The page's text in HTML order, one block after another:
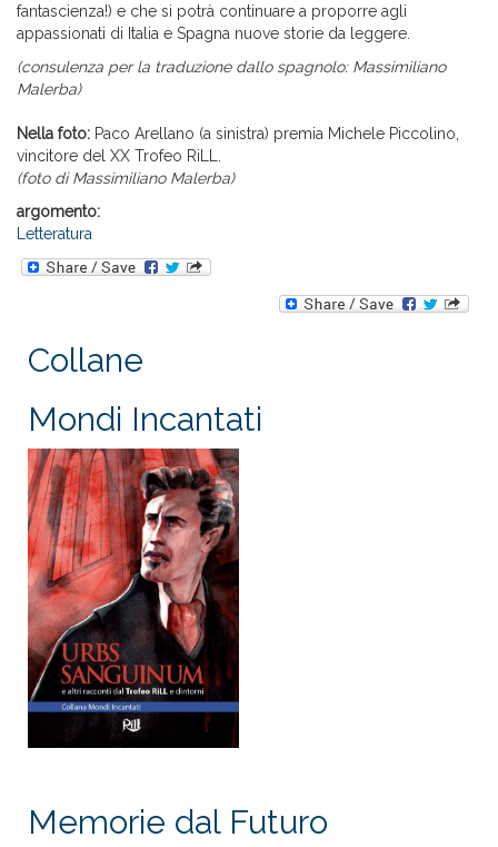
fantascienza!) e che si potrà continuare a proporre agli
appassionati di Italia e Spagna nuove storie da leggere.
(consulenza per la traduzione dallo spagnolo: Massimiliano
Malerba)
Nella foto: Paco Arellano (a sinistra) premia Michele Piccolino,
vincitore del XX Trofeo RiLL.
(foto di Massimiliano Malerba)
argomento:
Letteratura
Collane
Mondi Incantati
Memorie dal Futuro